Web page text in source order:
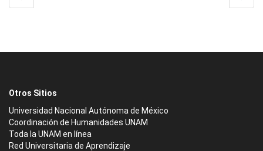
Otros Sitios
Universidad Nacional Autónoma de México
Coordinación de Humanidades UNAM
Toda la UNAM en línea
Red Universitaria de Aprendizaje